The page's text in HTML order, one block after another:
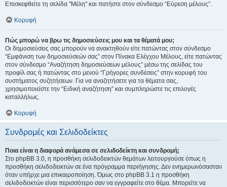
Επισκεφθείτε τη σελίδα "Μέλη" και πατήστε στον σύνδεσμο “Εύρεση μέλους”.
Κορυφή
Πώς μπορώ να βρω τις δημοσιεύσεις μου και τα θέματά μου;
Οι δημοσιεύσεις σας μπορούν να ανακτηθούν είτε πατώντας στον σύνδεσμο
“Εμφάνιση των δημοσιεύσεών σας” στον Πίνακα Ελέγχου Μέλους, είτε πατώντας
στον σύνδεσμο “Αναζήτηση δημοσιεύσεων μέλους” μέσω της σελίδας του
προφίλ σας ή πατώντας στο μενού “Γρήγορες συνδέσεις” στην κορυφή του
συστήματος συζητήσεων. Για να αναζητήσετε για τα θέματα σας,
χρησιμοποιείστε την “Ειδική αναζήτηση” και συμπληρώστε τις επιλογές
καταλλήλως.
Κορυφή
Συνδρομές και Σελιδοδείκτες
Ποια είναι η διαφορά ανάμεσα σε σελιδοδείκτη και συνδρομή;
Στο phpBB 3.0, η προσθήκη σελιδοδεικτών θεμάτων λειτουργούσε όπως η
προσθήκη σελιδοδεικτών σε ένα πρόγραμμα περιήγησης. Δεν ενημερωνόσασταν
όταν υπήρχε μια επικαιροποίηση. Όμως στο phpBB 3.1 η προσθήκη
σελιδοδεικτών είναι περισσότερο σαν να εγγραφείτε στο θέμα. Μπορείτε να